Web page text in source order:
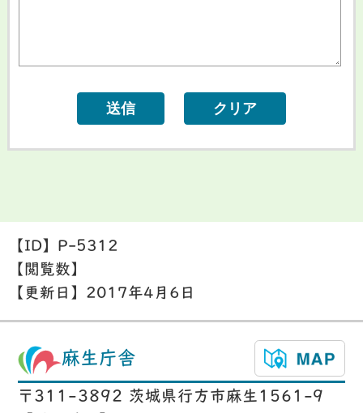
【ID】 P-5312
【閲覧数】
【更新日】 2017年4月6日
麻生庁舎
〒311-3892 茨城県行方市麻生1561-9